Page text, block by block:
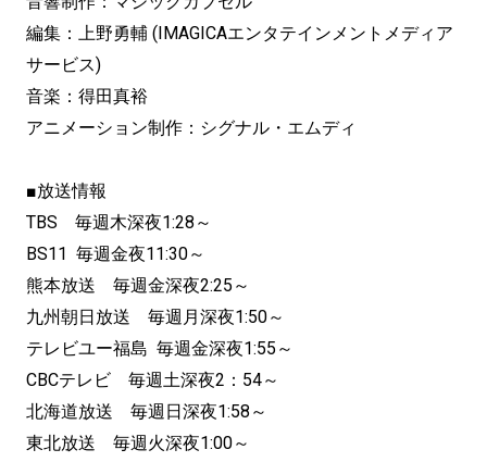
編集：上野勇輔 (IMAGICAエンタテインメントメディア
サービス)
音楽：得田真裕
アニメーション制作：シグナル・エムディ
■放送情報
TBS 毎週木深夜1:28～
BS11 毎週金夜11:30～
熊本放送 毎週金深夜2:25～
九州朝日放送 毎週月深夜1:50～
テレビユー福島 毎週金深夜1:55～
CBCテレビ 毎週土深夜2：54～
北海道放送 毎週日深夜1:58～
東北放送 毎週火深夜1:00～